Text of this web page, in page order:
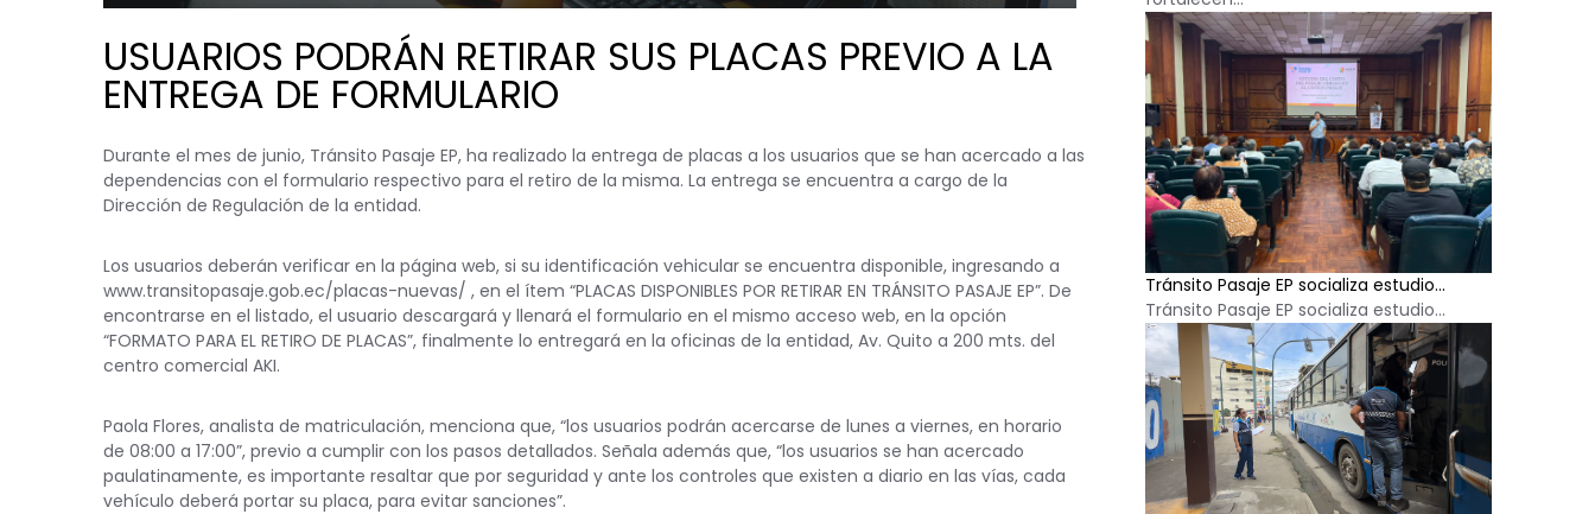
USUARIOS PODRÁN RETIRAR SUS PLACAS PREVIO A LA
ENTREGA DE FORMULARIO
Durante el mes de junio, Tránsito Pasaje EP, ha realizado la entrega de placas a los usuarios que se han acercado a las
dependencias con el formulario respectivo para el retiro de la misma. La entrega se encuentra a cargo de la
Dirección de Regulación de la entidad.
Los usuarios deberán verificar en la página web, si su identificación vehicular se encuentra disponible, ingresando a
www.transitopasaje.gob.ec/placas-nuevas/ , en el ítem “PLACAS DISPONIBLES POR RETIRAR EN TRÁNSITO PASAJE EP”. De
encontrarse en el listado, el usuario descargará y llenará el formulario en el mismo acceso web, en la opción
“FORMATO PARA EL RETIRO DE PLACAS”, finalmente lo entregará en la oficinas de la entidad, Av. Quito a 200 mts. del
centro comercial AKI.
Paola Flores, analista de matriculación, menciona que, “los usuarios podrán acercarse de lunes a viernes, en horario
de 08:00 a 17:00”, previo a cumplir con los pasos detallados. Señala además que, “los usuarios se han acercado
paulatinamente, es importante resaltar que por seguridad y ante los controles que existen a diario en las vías, cada
vehículo deberá portar su placa, para evitar sanciones”.
Tránsito Pasaje EP socializa estudio...
Tránsito Pasaje EP socializa estudio...